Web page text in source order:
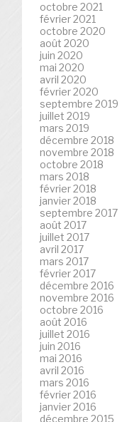
octobre 2021
février 2021
octobre 2020
août 2020
juin 2020
mai 2020
avril 2020
février 2020
septembre 2019
juillet 2019
mars 2019
décembre 2018
novembre 2018
octobre 2018
mars 2018
février 2018
janvier 2018
septembre 2017
août 2017
juillet 2017
avril 2017
mars 2017
février 2017
décembre 2016
novembre 2016
octobre 2016
août 2016
juillet 2016
juin 2016
mai 2016
avril 2016
mars 2016
février 2016
janvier 2016
décembre 2015